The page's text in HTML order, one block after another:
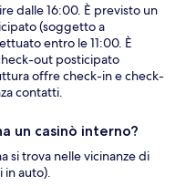
dalle 16:00. È previsto un
(soggetto a
entro le 11:00. È
out posticipato
offre check-in e check-
contatti.
un casinò interno?
si trova nelle vicinanze di
in auto).